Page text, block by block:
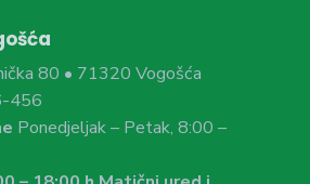
80 • 71320 Vogošća
456
Ponedjeljak – Petak, 8:00 –